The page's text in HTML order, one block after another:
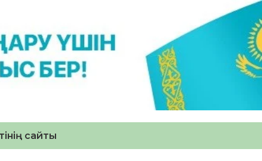
сайты